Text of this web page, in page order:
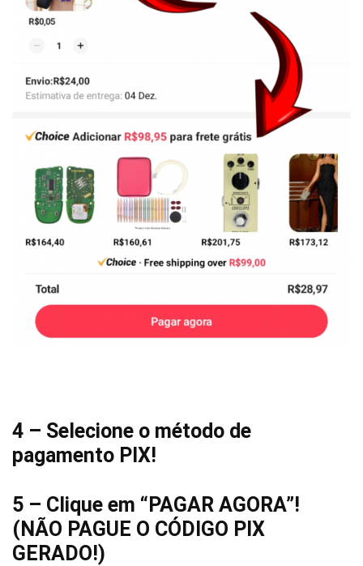
4 – Selecione o método de
pagamento PIX!
5 – Clique em “PAGAR AGORA”!
(NÃO PAGUE O CÓDIGO PIX
GERADO!)